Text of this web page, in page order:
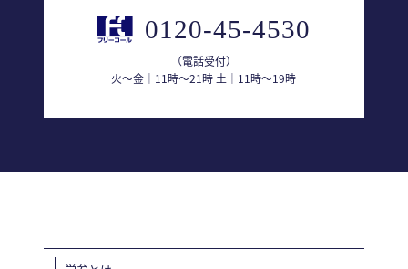
0120-45-4530
（電話受付）
火〜金｜11時〜21時 土｜11時〜19時